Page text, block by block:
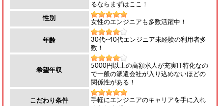
るならまずはここ！
性別
女性のエンジニアも多数活躍中！
年齢
30代~40代エンジニア未経験の利用者多
数！
希望年収
5000円以上の高額求人が充実IT特化なの
で一般の派遣会社が入り込めないほどの
関係性がある！
こだわり条件
手軽にエンジニアのキャリアを手に入れ